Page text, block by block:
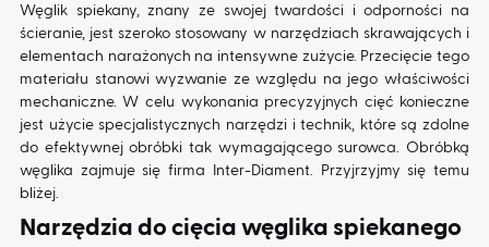
BLOG
KONTAKT
Węglik spiekany, znany ze swojej twardości i odporności na
ścieranie, jest szeroko stosowany w narzędziach skrawających i
elementach narażonych na intensywne zużycie. Przecięcie tego
materiału stanowi wyzwanie ze względu na jego właściwości
mechaniczne. W celu wykonania precyzyjnych cięć konieczne
jest użycie specjalistycznych narzędzi i technik, które są zdolne
do efektywnej obróbki tak wymagającego surowca. Obróbką
węglika zajmuje się firma Inter-Diament. Przyjrzyjmy się temu
bliżej.
Narzędzia do cięcia węglika spiekanego